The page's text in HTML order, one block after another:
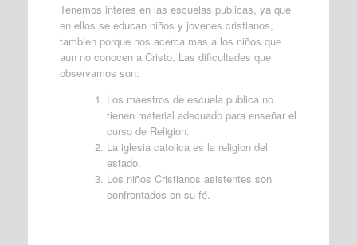
Tenemos interes en las escuelas publicas, ya que
en ellos se educan niños y jovenes cristianos,
tambien porque nos acerca mas a los niños que
aun no conocen a Cristo. Las dificultades que
observamos son:
Los maestros de escuela publica no
tienen material adecuado para enseñar el
curso de Religion.
La iglesia catolica es la religion del
estado.
Los niños Cristianos asistentes son
confrontados en su fé.